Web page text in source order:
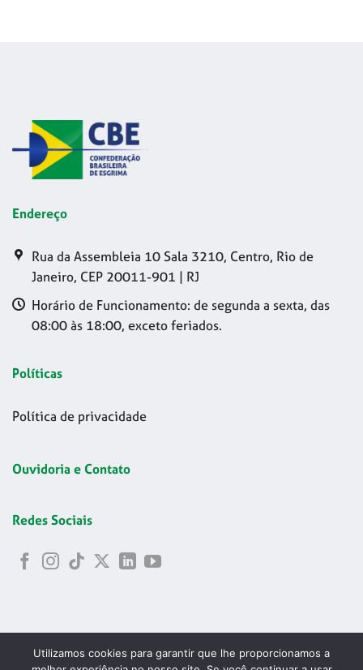
Endereço
Rua da Assembleia 10 Sala 3210, Centro, Rio de
Janeiro, CEP 20011-901 | RJ
Horário de Funcionamento: de segunda a sexta, das
08:00 às 18:00, exceto feriados.
Políticas
Política de privacidade
Ouvidoria e Contato
Redes Sociais
Utilizamos cookies para garantir que lhe proporcionamos a